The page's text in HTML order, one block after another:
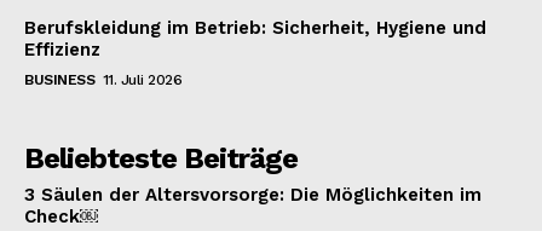
Berufskleidung im Betrieb: Sicherheit, Hygiene und
Effizienz
BUSINESS 11. Juli 2026
Beliebteste Beiträge
3 Säulen der Altersvorsorge: Die Möglichkeiten im
Check￼